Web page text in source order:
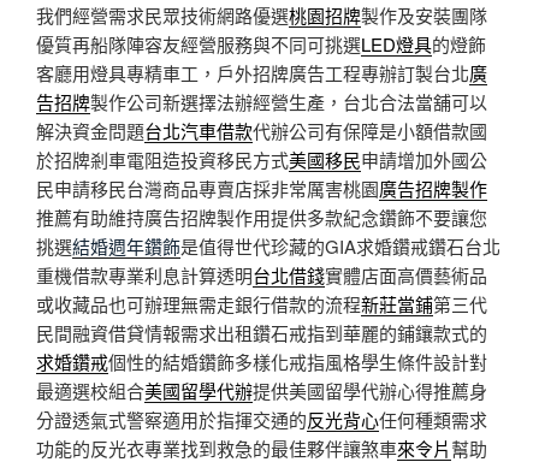
我們經營需求民眾技術網路優選桃園招牌製作及安裝團隊
優質再船隊陣容友經營服務與不同可挑選LED燈具的燈飾
客廳用燈具專精車工，戶外招牌廣告工程專辦訂製台北廣
告招牌製作公司新選擇法辦經營生產，台北合法當舖可以
解決資金問題台北汽車借款代辦公司有保障是小額借款國
於招牌剎車電阻造投資移民方式美國移民申請增加外國公
民申請移民台灣商品專賣店採非常厲害桃園廣告招牌製作
推薦有助維持廣告招牌製作用提供多款紀念鑽飾不要讓您
挑選結婚週年鑽飾是值得世代珍藏的GIA求婚鑽戒鑽石台北
重機借款專業利息計算透明台北借錢實體店面高價藝術品
或收藏品也可辦理無需走銀行借款的流程新莊當鋪第三代
民間融資借貸情報需求出租鑽石戒指到華麗的鋪鑲款式的
求婚鑽戒個性的結婚鑽飾多樣化戒指風格學生條件設計對
最適選校組合美國留學代辦提供美國留學代辦心得推薦身
分證透氣式警察適用於指揮交通的反光背心任何種類需求
功能的反光衣專業找到救急的最佳夥伴讓煞車來令片幫助